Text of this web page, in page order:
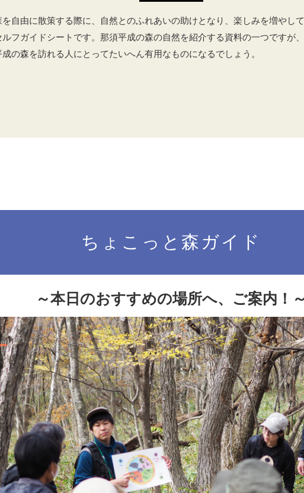
を自由に散策する際に、自然とのふれあいの助けとなり、楽しみを増やし
ルフガイドシートです。那須平成の森の自然を紹介する資料の一つですが
成の森を訪れる人にとってたいへん有用なものになるでしょう。
ちょこっと森ガイド
～本日のおすすめの場所へ、ご案内！